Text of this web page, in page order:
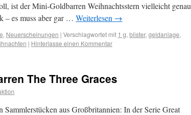
ist der Mini-Goldbarren Weihnachtsstern vielleicht genau
– es muss aber gar … Weiterlesen →
, Neuerscheinungen | Verschlagwortet mit 1 g, blister, geldanlage,
| Hinterlasse einen Kommentar
The Three Graces
Sammlerstücken aus Großbritannien: In der Serie Great